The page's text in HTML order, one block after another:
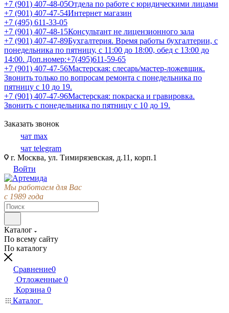
+7 (901) 407-48-05Отдела по работе с юридическими лицами
+7 (901) 407-47-54Интернет магазин
+7 (495) 611-33-05
+7 (901) 407-48-15Консультант не лицензионного зала
+7 (901) 407-47-89Бухгалтерия. Время работы бухгалтерии, с
понедельника по пятницу, с 11:00 до 18:00, обед с 13:00 до
14:00. Доп.номер:+7(495)611-59-65
+7 (901) 407-47-56Мастерская: слесарь/мастер-ложевщик.
Звонить только по вопросам ремонта с понедельника по
пятницу с 10 до 19.
+7 (901) 407-47-96Мастерская: покраска и гравировка.
Звонить с понедельника по пятницу с 10 до 19.
Заказать звонок
чат max
чат telegram
г. Москва, ул. Тимирязевская, д.11, корп.1
Войти
Мы работаем для Вас
с 1989 года
Каталог
По всему сайту
По каталогу
Сравнение0
Отложенные 0
Корзина 0
Каталог